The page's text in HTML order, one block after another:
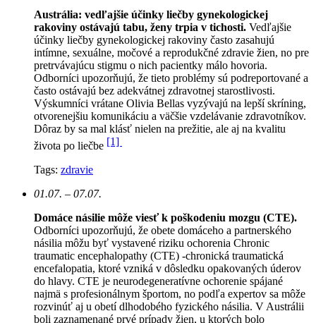
Austrália: vedľajšie účinky liečby gynekologickej
rakoviny ostávajú tabu, ženy trpia v tichosti. Vedľajšie
účinky liečby gynekologickej rakoviny často zasahujú
intímne, sexuálne, močové a reprodukčné zdravie žien, no pre
pretrvávajúcu stigmu o nich pacientky málo hovoria.
Odborníci upozorňujú, že tieto problémy sú podreportované a
často ostávajú bez adekvátnej zdravotnej starostlivosti.
Výskumníci vrátane Olivia Bellas vyzývajú na lepší skríning,
otvorenejšiu komunikáciu a väčšie vzdelávanie zdravotníkov.
Dôraz by sa mal klásť nielen na prežitie, ale aj na kvalitu
života po liečbe [1]
Tags: zdravie
01.07. – 07.07.
Domáce násilie môže viesť k poškodeniu mozgu (CTE).
Odborníci upozorňujú, že obete domáceho a partnerského
násilia môžu byť vystavené riziku ochorenia Chronic
traumatic encephalopathy (CTE) -chronická traumatická
encefalopatia, ktoré vzniká v dôsledku opakovaných úderov
do hlavy. CTE je neurodegeneratívne ochorenie spájané
najmä s profesionálnym športom, no podľa expertov sa môže
rozvinúť aj u obetí dlhodobého fyzického násilia. V Austrálii
boli zaznamenané prvé prípady žien, u ktorých bolo